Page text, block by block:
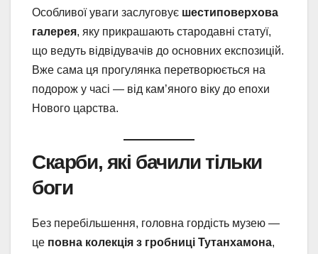
Особливої уваги заслуговує шестиповерхова
галерея, яку прикрашають стародавні статуї,
що ведуть відвідувачів до основних експозицій.
Вже сама ця прогулянка перетворюється на
подорож у часі — від кам’яного віку до епохи
Нового царства.
Скарби, які бачили тільки
боги
Без перебільшення, головна гордість музею —
це повна колекція з гробниці Тутанхамона,